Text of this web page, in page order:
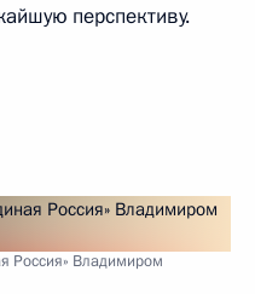
перспективу.
Россия» Владимиром